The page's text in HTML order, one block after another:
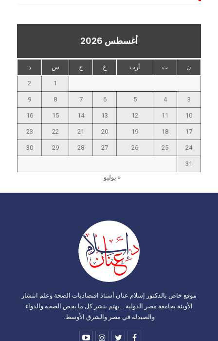
أغسطس 2026
ن ث أرب خ ج س د
1
2
3
4
5
6
7
8
9
10
11
12
13
14
15
16
17
18
19
20
21
22
23
24
25
26
27
28
29
30
31
« يوليو
موقع خاص بالدكتور إسلام عنان أستاذ اقتصاديات الصحة وعلم انتشار
الأوبئة بجامعة مصر الدولية .. يهتم بنشر كل ما يخص الصحة والدواء
والصيدلة في مصر والشرق الأوسط.